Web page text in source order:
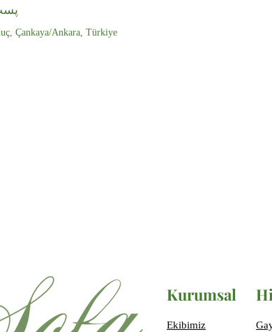
Çankaya/Ankara, Türkiye
Kurumsal
Ekibimiz